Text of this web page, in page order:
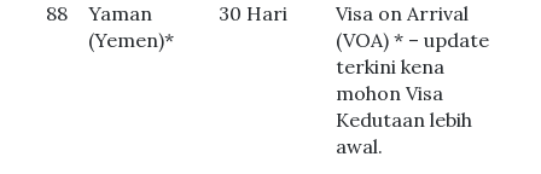
88
Yaman
(Yemen)*
30 Hari
Visa on Arrival
(VOA) * – update
terkini kena
mohon Visa
Kedutaan lebih
awal.